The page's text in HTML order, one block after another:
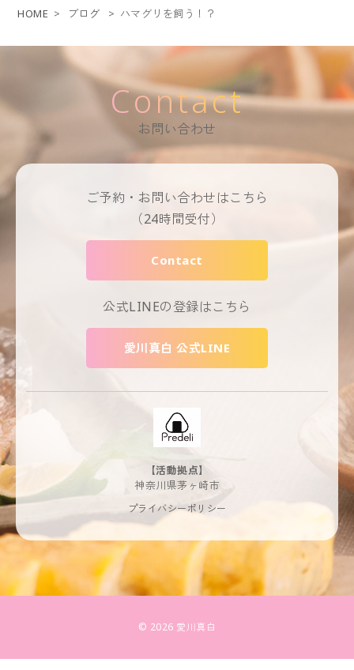
HOME > ブログ > ハマグリを飼う！？
Contact
お問い合わせ
ご予約・お問い合わせはこちら
（24時間受付）
Contact
公式LINEの登録はこちら
愛川真白 公式LINE
【活動拠点】
神奈川県茅ヶ崎市
プライバシーポリシー
© 2026 愛川真白